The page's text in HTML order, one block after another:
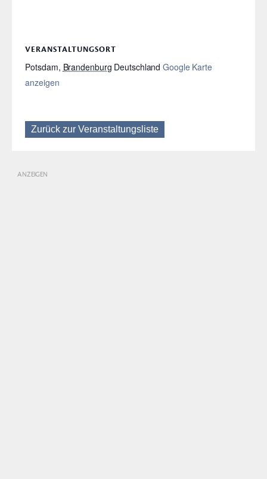
VERANSTALTUNGSORT
Potsdam, Brandenburg Deutschland Google Karte
anzeigen
Zurück zur Veranstaltungsliste
ANZEIGEN